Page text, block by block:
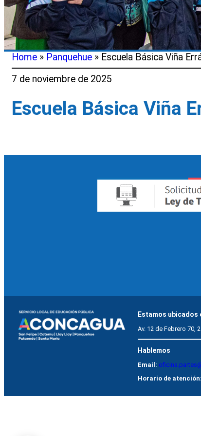
Home » Panquehue » Escuela Básica Viña
7 de noviembre de 2025
Escuela Básica Viña
Estamos ubicados
Av. 12 de Febrero 70,
Hablemos
Email:
Horario de